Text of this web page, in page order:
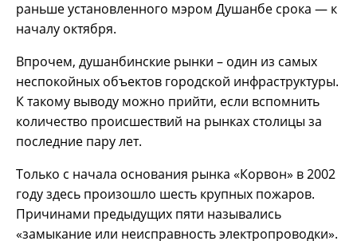
раньше установленного мэром Душанбе срока — к
началу октября.
Впрочем, душанбинские рынки – один из самых
неспокойных объектов городской инфраструктуры.
К такому выводу можно прийти, если вспомнить
количество происшествий на рынках столицы за
последние пару лет.
Только с начала основания рынка «Корвон» в 2002
году здесь произошло шесть крупных пожаров.
Причинами предыдущих пяти назывались
«замыкание или неисправность электропроводки».